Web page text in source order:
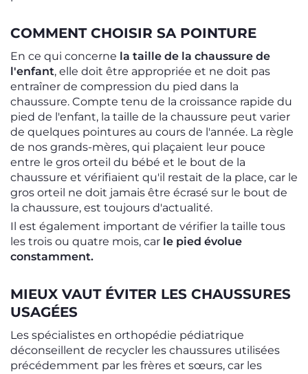
COMMENT CHOISIR SA POINTURE
En ce qui concerne la taille de la chaussure de
l'enfant, elle doit être appropriée et ne doit pas
entraîner de compression du pied dans la
chaussure. Compte tenu de la croissance rapide du
pied de l'enfant, la taille de la chaussure peut varier
de quelques pointures au cours de l'année. La règle
de nos grands-mères, qui plaçaient leur pouce
entre le gros orteil du bébé et le bout de la
chaussure et vérifiaient qu'il restait de la place, car le
gros orteil ne doit jamais être écrasé sur le bout de
la chaussure, est toujours d'actualité.
Il est également important de vérifier la taille tous
les trois ou quatre mois, car le pied évolue
constamment.
MIEUX VAUT ÉVITER LES CHAUSSURES
USAGÉES
Les spécialistes en orthopédie pédiatrique
déconseillent de recycler les chaussures utilisées
précédemment par les frères et sœurs, car les